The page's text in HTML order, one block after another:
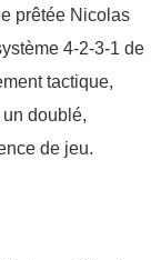
prêtée Nicolas
4-2-3-1 de
tactique,
un doublé,
de jeu.